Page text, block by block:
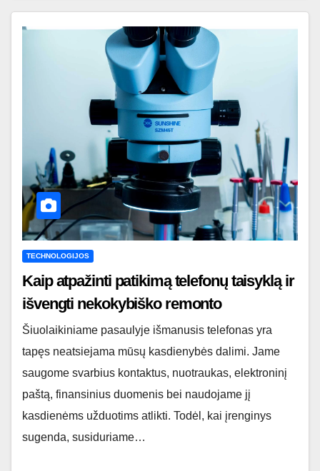
TECHNOLOGIJOS
Kaip atpažinti patikimą telefonų taisyklą ir
išvengti nekokybiško remonto
Šiuolaikiniame pasaulyje išmanusis telefonas yra
tapęs neatsiejama mūsų kasdienybės dalimi. Jame
saugome svarbius kontaktus, nuotraukas, elektroninį
paštą, finansinius duomenis bei naudojame jį
kasdienėms užduotims atlikti. Todėl, kai įrenginys
sugenda, susiduriame…